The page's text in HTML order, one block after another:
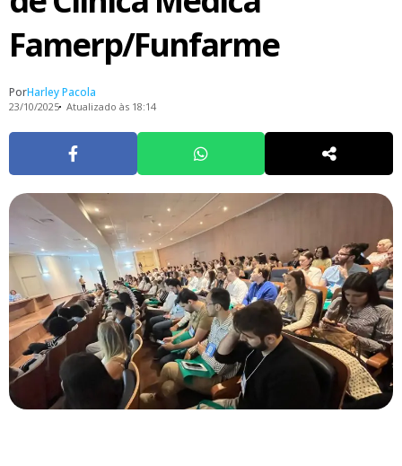
Famerp/Funfarme
PorHarley Pacola
23/10/2025 Atualizado às 18:14